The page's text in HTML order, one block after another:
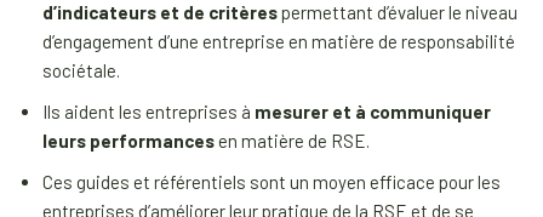
d’indicateurs et de critèrespermettant d’évaluer le niveau
d’engagement d’une entreprise en matière de responsabilité
sociétale.
Ils aident les entreprises à mesurer et à communiquer
leurs performancesen matière de RSE.
Ces guides et référentiels sont un moyen efficace pour les
entreprises d’améliorer leur pratique de la RSE et de se